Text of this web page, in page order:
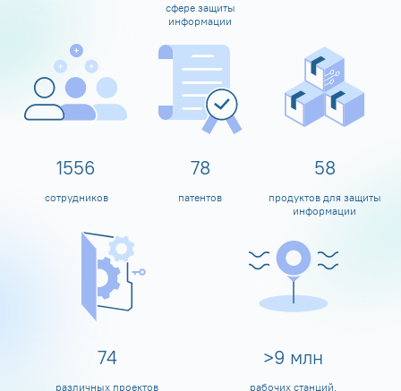
сфере защиты
информации
1600
сотрудников
80
патентов
60
продуктов для защиты
информации
80
различных проектов
>10 млн
рабочих станций,